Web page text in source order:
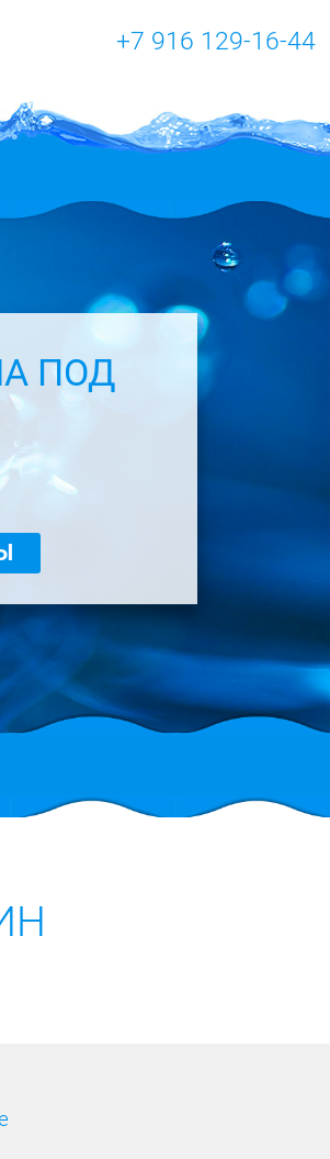
+7 916 129-16-44
ПОД